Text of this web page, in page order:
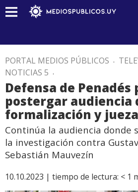
PORTAL MEDIOS PÚBLICOS .
NOTICIAS 5 .
Defensa de Penadés
postergar audiencia
formalización y
Continúa la audiencia donde
la investigación contra
Sebastián Mauvezín
10.10.2023 | tiempo de lectura: < 1